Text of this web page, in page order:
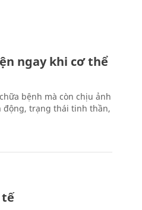
ngay khi cơ thể
bệnh mà còn chịu ảnh
động, trạng thái tinh thần,